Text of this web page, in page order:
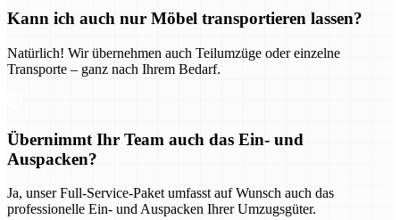
Kann ich auch nur Möbel transportieren lassen?
Natürlich! Wir übernehmen auch Teilumzüge oder einzelne
Transporte – ganz nach Ihrem Bedarf.
Übernimmt Ihr Team auch das Ein- und
Auspacken?
Ja, unser Full-Service-Paket umfasst auf Wunsch auch das
professionelle Ein- und Auspacken Ihrer Umzugsgüter.